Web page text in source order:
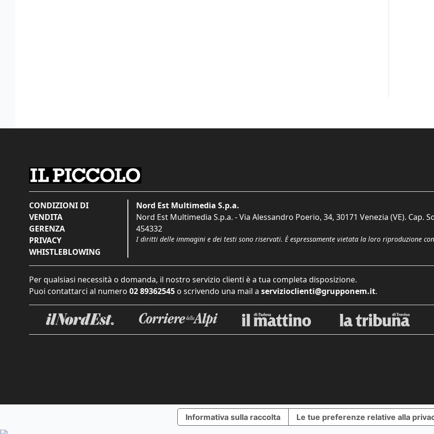
CONDIZIONI DI
VENDITA
GERENZA
PRIVACY
WHISTLEBLOWING
Nord Est Multimedia S.p.a.
Nord Est Multimedia S.p.a. - Via Alessandro Poerio, 34, 30171 Venezia (VE). Cap.
454332
I diritti delle immagini e dei testi sono riservati. È espressamente vietata la loro riproduzione
Per qualsiasi necessità o domanda, il nostro servizio clienti è a tua completa disposizione.
Puoi contattarci al numero 02 89362545 o scrivendo una mail a servizioclienti@grupponem.it.
Informativa sulla raccolta Le tue preferenze relative alla